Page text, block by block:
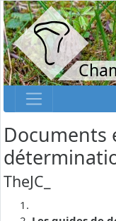
Documents
TheJC_